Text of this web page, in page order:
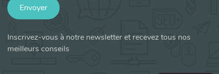
Envoyer
Inscrivez-vous à notre newsletter et recevez tous nos
meilleurs conseils